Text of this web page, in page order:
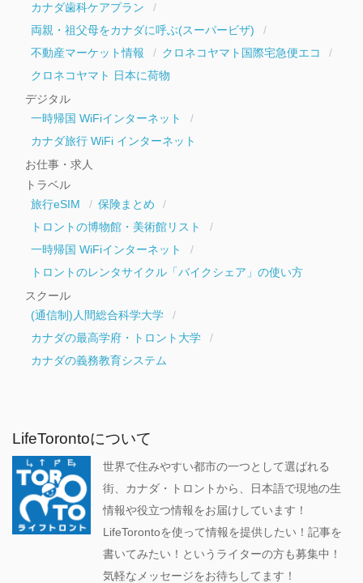
カナダ歯科ケアプラン
両親・祖父母をカナダに呼ぶ(スーパービザ)
不動産マーケット情報
クロネコヤマト国際宅急便エコ
クロネコヤマト 日本に荷物
デジタル
一時帰国 WiFiインターネット
カナダ旅行 WiFi インターネット
お仕事・求人
トラベル
旅行eSIM
保険まとめ
トロントの博物館・美術館リスト
一時帰国 WiFiインターネット
トロントのレンタサイクル「バイクシェア」の使い方
スクール
(通信制)人間総合科学大学
カナダの最高学府・トロント大学
カナダの義務教育システム
LifeTorontoについて
世界で住みやすい都市の一つとして選ばれる
街、カナダ・トロントから、日本語で現地の生
情報や役立つ情報をお届けしています！
LifeTorontoを使って情報を提供したい！記事を
書いてみたい！というライターの方も募集中！
気軽なメッセージをお待ちしてます！